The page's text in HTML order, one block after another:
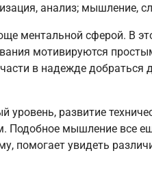
анализ; мышление,
ментальной сферой. В
мотивируются
в надежде
развитие
Подобное мышление все
помогает увидеть